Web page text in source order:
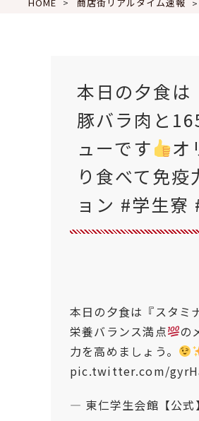
本日の夕食は
豚バラ肉と
ューです
オ
り食べて免疫
ョン #学生寮
本日の夕食は『スタミ
栄養バランス満点
の
力を高めましょう。
pic.twitter.com/
— 東仁学生会館【公